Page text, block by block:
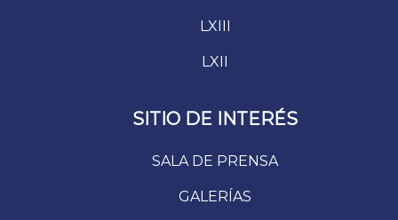
LXIII
LXII
SITIO DE INTERÉS
SALA DE PRENSA
GALERÍAS